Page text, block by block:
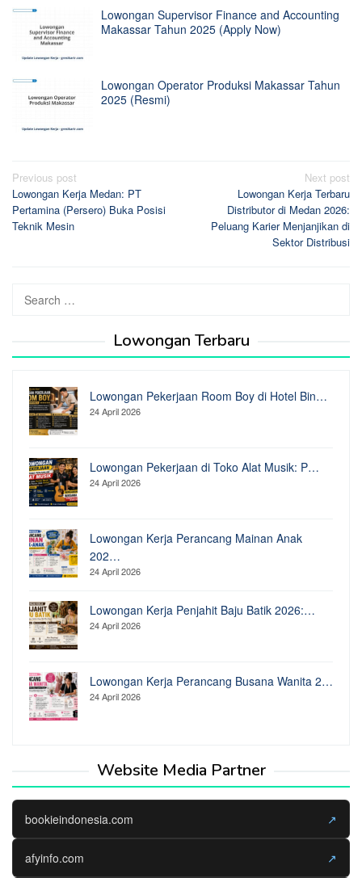
Lowongan Supervisor Finance and Accounting
Makassar Tahun 2025 (Apply Now)
Lowongan Operator Produksi Makassar Tahun
2025 (Resmi)
Post
navigation
Previous post
Lowongan Kerja Medan: PT
Pertamina (Persero) Buka Posisi
Teknik Mesin
Next post
Lowongan Kerja Terbaru
Distributor di Medan 2026:
Peluang Karier Menjanjikan di
Sektor Distribusi
for:
Lowongan Terbaru
Lowongan Pekerjaan Room Boy di Hotel Bin…
24 April 2026
Lowongan Pekerjaan di Toko Alat Musik: P…
24 April 2026
Lowongan Kerja Perancang Mainan Anak
202…
24 April 2026
Lowongan Kerja Penjahit Baju Batik 2026:…
24 April 2026
Lowongan Kerja Perancang Busana Wanita 2…
24 April 2026
Website Media Partner
bookieindonesia.com ↗
afyinfo.com ↗